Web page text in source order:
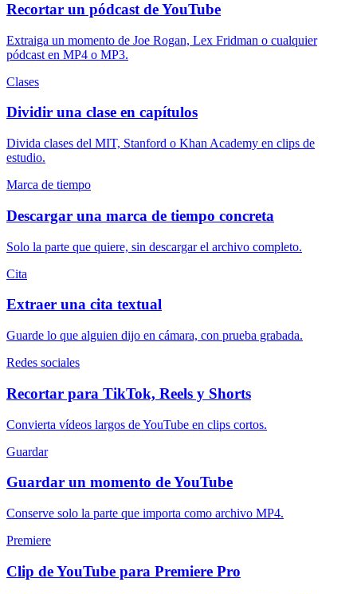
Recortar un pódcast de YouTube
Extraiga un momento de Joe Rogan, Lex Fridman o cualquier
pódcast en MP4 o MP3.
Clases
Dividir una clase en capítulos
Divida clases del MIT, Stanford o Khan Academy en clips de
estudio.
Marca de tiempo
Descargar una marca de tiempo concreta
Solo la parte que quiere, sin descargar el archivo completo.
Cita
Extraer una cita textual
Guarde lo que alguien dijo en cámara, con prueba grabada.
Redes sociales
Recortar para TikTok, Reels y Shorts
Convierta vídeos largos de YouTube en clips cortos.
Guardar
Guardar un momento de YouTube
Conserve solo la parte que importa como archivo MP4.
Premiere
Clip de YouTube para Premiere Pro